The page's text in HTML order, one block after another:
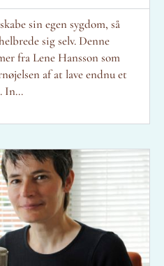
sin egen sygdom, så
sig selv. Denne
fra Lene Hansson som
af at lave endnu et
In...